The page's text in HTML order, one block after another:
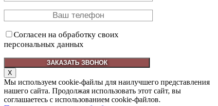
Согласен на обработку своих
персональных данных
X
Мы используем cookie-файлы для наилучшего представления
нашего сайта. Продолжая использовать этот сайт, вы
соглашаетесь с использованием cookie-файлов.